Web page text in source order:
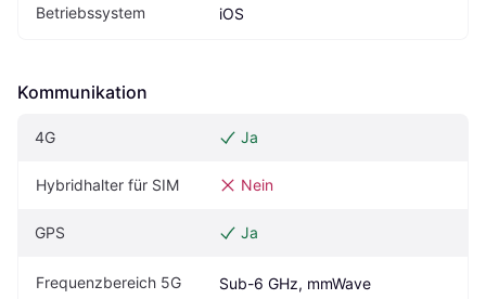
Betriebssystem iOS
Kommunikation
4G Ja
Hybridhalter für SIM Nein
GPS Ja
Frequenzbereich 5G Sub-6 GHz, mmWave